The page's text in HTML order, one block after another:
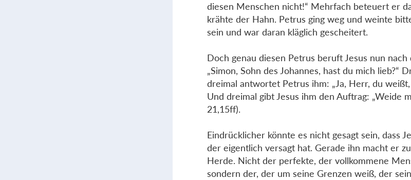
diesen Menschen nicht!“ Mehrfach beteuert er
krähte der Hahn. Petrus ging weg und weinte
sein und war daran kläglich gescheitert.
Doch genau diesen Petrus beruft Jesus nun
„Simon, Sohn des Johannes, hast du mich lieb?“
dreimal antwortet Petrus ihm: „Ja, Herr, du weißt,
Und dreimal gibt Jesus ihm den Auftrag: „Weide
21,15ff).
Eindrücklicher könnte es nicht gesagt sein, dass
der eigentlich versagt hat. Gerade ihn macht er
Herde. Nicht der perfekte, der vollkommene
sondern der, der um seine Grenzen weiß, der